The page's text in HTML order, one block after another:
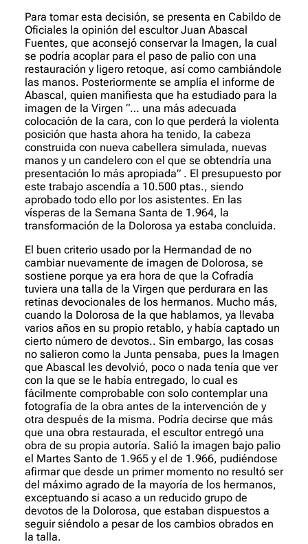
Para tomar esta decisión, se presenta en Cabildo de
Oficiales la opinión del escultor Juan Abascal
Fuentes, que aconsejó conservar la Imagen, la cual
se podría acoplar para el paso de palio con una
restauración y ligero retoque, así como cambiándole
las manos. Posteriormente se amplía el informe de
Abascal, quien manifiesta que ha estudiado para la
imagen de la Virgen “… una más adecuada
colocación de la cara, con lo que perderá la violenta
posición que hasta ahora ha tenido, la cabeza
construida con nueva cabellera simulada, nuevas
manos y un candelero con el que se obtendría una
presentación lo más apropiada” . El presupuesto por
este trabajo ascendía a 10.500 ptas., siendo
aprobado todo ello por los asistentes. En las
vísperas de la Semana Santa de 1.964, la
transformación de la Dolorosa ya estaba concluida.
El buen criterio usado por la Hermandad de no
cambiar nuevamente de imagen de Dolorosa, se
sostiene porque ya era hora de que la Cofradía
tuviera una talla de la Virgen que perdurara en las
retinas devocionales de los hermanos. Mucho más,
cuando la Dolorosa de la que hablamos, ya llevaba
varios años en su propio retablo, y había captado un
cierto número de devotos.. Sin embargo, las cosas
no salieron como la Junta pensaba, pues la Imagen
que Abascal les devolvió, poco o nada tenía que ver
con la que se le había entregado, lo cual es
fácilmente comprobable con solo contemplar una
fotografía de la obra antes de la intervención de y
otra después de la misma. Podría decirse que más
que una obra restaurada, el escultor entregó una
obra de su propia autoría. Salió la imagen bajo palio
el Martes Santo de 1.965 y el de 1.966, pudiéndose
afirmar que desde un primer momento no resultó ser
del máximo agrado de la mayoría de los hermanos,
exceptuando si acaso a un reducido grupo de
devotos de la Dolorosa, que estaban dispuestos a
seguir siéndolo a pesar de los cambios obrados en
la talla.